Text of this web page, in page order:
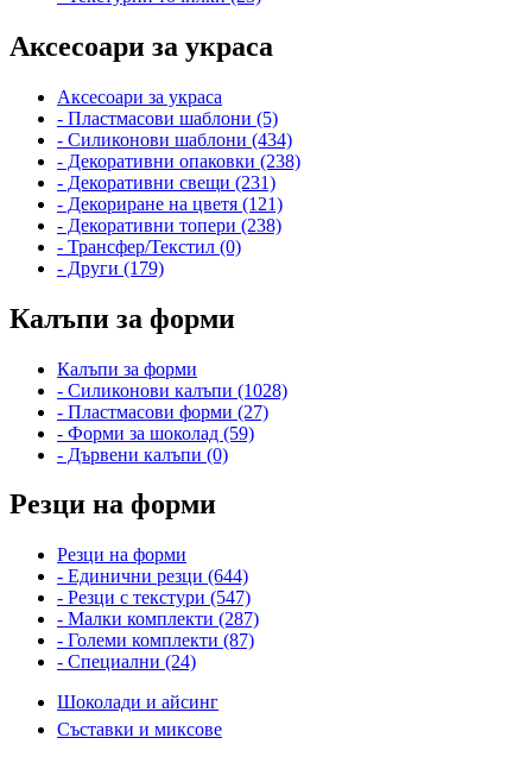
Аксесоари за украса
Аксесоари за украса
- Пластмасови шаблони (5)
- Силиконови шаблони (434)
- Декоративни опаковки (238)
- Декоративни свещи (231)
- Декориране на цветя (121)
- Декоративни топери (238)
- Трансфер/Текстил (0)
- Други (179)
Калъпи за форми
Калъпи за форми
- Силиконови калъпи (1028)
- Пластмасови форми (27)
- Форми за шоколад (59)
- Дървени калъпи (0)
Резци на форми
Резци на форми
- Единични резци (644)
- Резци с текстури (547)
- Малки комплекти (287)
- Големи комплекти (87)
- Специални (24)
Шоколади и айсинг
Съставки и миксове